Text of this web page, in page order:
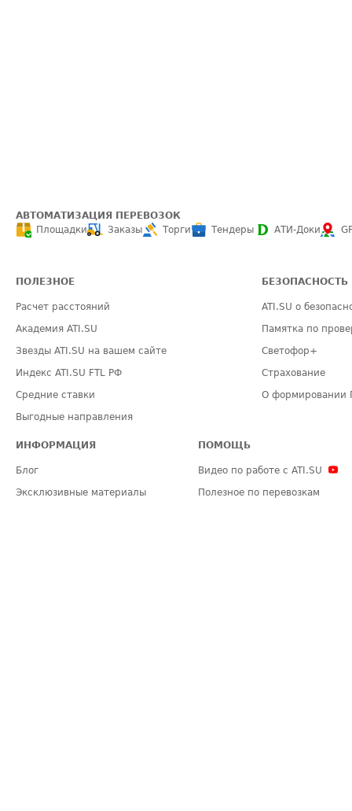
АВТОМАТИЗАЦИЯ ПЕРЕВОЗОК
Площадки
Заказы Торги Тендеры АТИ-Доки
ПОЛЕЗНОЕ
Расчет расстояний
Академия ATI.SU
Звезды ATI.SU на вашем сайте
Индекс ATI.SU FTL РФ
Средние ставки
Выгодные направления
БЕЗОПАСНОСТЬ
ATI.SU о
Памятка по
Светофор+
Страхование
О формировании
ИНФОРМАЦИЯ
Блог
Эксклюзивные материалы
ПОМОЩЬ
Видео по работе с ATI.SU
Полезное по перевозкам